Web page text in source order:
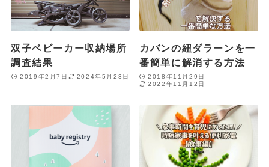
双子ベビーカー収納場所
調査結果
2019年2月7日 2024年5月23日
カバンの紐ダラーンを一
番簡単に解消する方法
2018年11月29日
2022年11月12日